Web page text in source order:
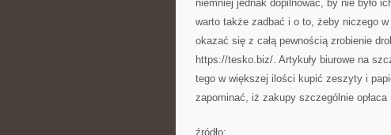
niemniej jednak dopilnować, by nie było
warto także zadbać i o to, żeby niczego w
okazać się z całą pewnością zrobienie
https://tesko.biz/. Artykuły biurowe na
tego w większej ilości kupić zeszyty i
zapominać, iż zakupy szczególnie
źródło: